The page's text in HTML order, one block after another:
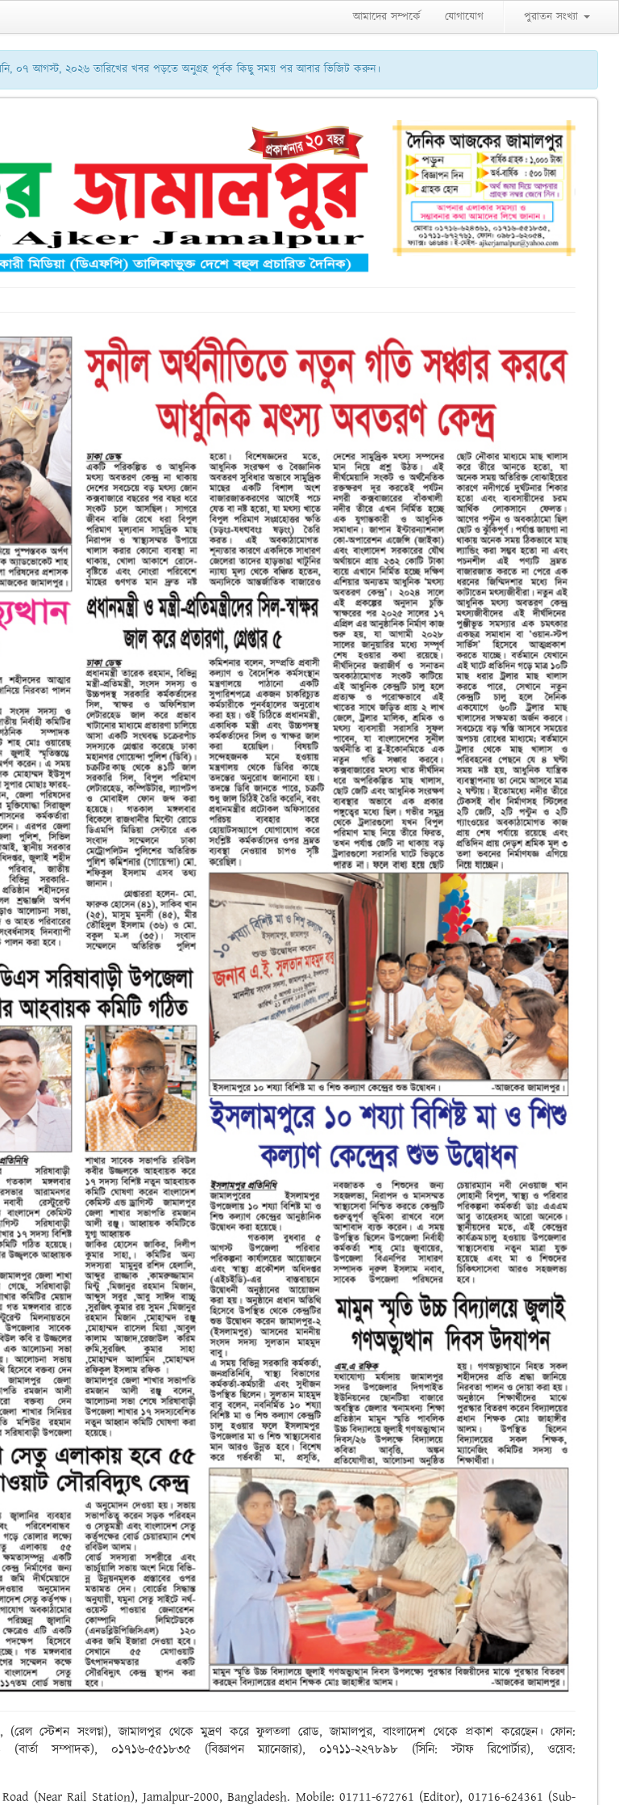
আমাদের সম্পর্কে যোগাযোগ পুরাতন সংখ্যা
০৭ আগস্ট, ২০২৬ তারিখের খবর পড়তে অনুগ্রহ পূর্বক কিছু সময় পর আবার ভিজিট করুন।
স্টেশন সংলগ্ন), জামালপুর থেকে মুদ্রণ করে ফুলতলা রোড, জামালপুর, বাংলাদেশ থেকে প্রকাশ করেছেন। ফোন:
সম্পাদক), ০১৭১৬-৫৫১৮৩৫ (বিজ্ঞাপন ম্যানেজার), ০১৭১১-২২৭৮৯৮ (সিনি: স্টাফ রিপোর্টার), ওয়েব:
(Near Rail Station), Jamalpur-2000, Bangladesh. Mobile: 01711-672761 (Editor), 01716-624361 (Sub-